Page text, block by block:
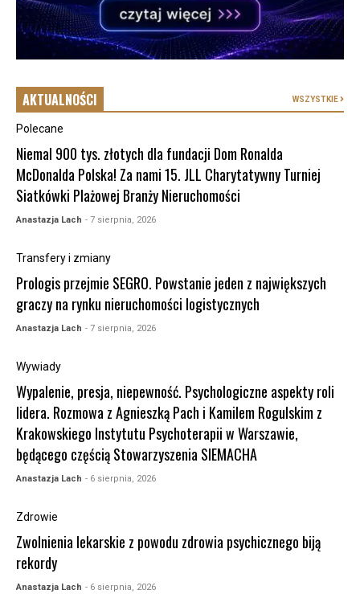
AKTUALNOŚCI WSZYSTKIE
Polecane
Niemal 900 tys. złotych dla fundacji Dom Ronalda
McDonalda Polska! Za nami 15. JLL Charytatywny Turniej
Siatkówki Plażowej Branży Nieruchomości
Anastazja Lach - 7 sierpnia, 2026
Transfery i zmiany
Prologis przejmie SEGRO. Powstanie jeden z największych
graczy na rynku nieruchomości logistycznych
Anastazja Lach - 7 sierpnia, 2026
Wywiady
Wypalenie, presja, niepewność. Psychologiczne aspekty roli
lidera. Rozmowa z Agnieszką Pach i Kamilem Rogulskim z
Krakowskiego Instytutu Psychoterapii w Warszawie,
będącego częścią Stowarzyszenia SIEMACHA
Anastazja Lach - 6 sierpnia, 2026
Zdrowie
Zwolnienia lekarskie z powodu zdrowia psychicznego biją
rekordy
Anastazja Lach - 6 sierpnia, 2026